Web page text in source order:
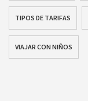
TIPOS DE TARIFAS
VIAJAR CON NIÑOS